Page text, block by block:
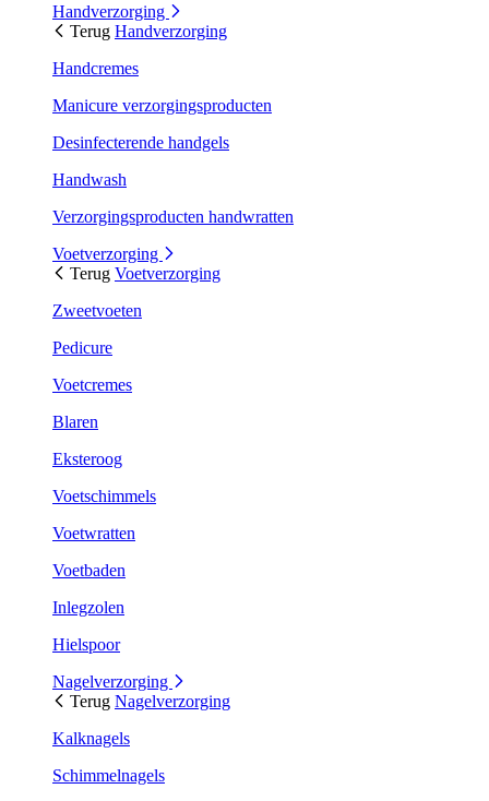
Handverzorging
Terug Handverzorging
Handcremes
Manicure verzorgingsproducten
Desinfecterende handgels
Handwash
Verzorgingsproducten handwratten
Voetverzorging
Terug Voetverzorging
Zweetvoeten
Pedicure
Voetcremes
Blaren
Eksteroog
Voetschimmels
Voetwratten
Voetbaden
Inlegzolen
Hielspoor
Nagelverzorging
Terug Nagelverzorging
Kalknagels
Schimmelnagels